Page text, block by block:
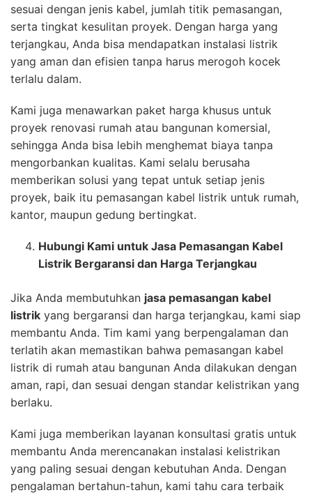
sesuai dengan jenis kabel, jumlah titik pemasangan,
serta tingkat kesulitan proyek. Dengan harga yang
terjangkau, Anda bisa mendapatkan instalasi listrik
yang aman dan efisien tanpa harus merogoh kocek
terlalu dalam.
Kami juga menawarkan paket harga khusus untuk
proyek renovasi rumah atau bangunan komersial,
sehingga Anda bisa lebih menghemat biaya tanpa
mengorbankan kualitas. Kami selalu berusaha
memberikan solusi yang tepat untuk setiap jenis
proyek, baik itu pemasangan kabel listrik untuk rumah,
kantor, maupun gedung bertingkat.
Hubungi Kami untuk Jasa Pemasangan Kabel
Listrik Bergaransi dan Harga Terjangkau
Jika Anda membutuhkan jasa pemasangan kabel
listrik yang bergaransi dan harga terjangkau, kami siap
membantu Anda. Tim kami yang berpengalaman dan
terlatih akan memastikan bahwa pemasangan kabel
listrik di rumah atau bangunan Anda dilakukan dengan
aman, rapi, dan sesuai dengan standar kelistrikan yang
berlaku.
Kami juga memberikan layanan konsultasi gratis untuk
membantu Anda merencanakan instalasi kelistrikan
yang paling sesuai dengan kebutuhan Anda. Dengan
pengalaman bertahun-tahun, kami tahu cara terbaik